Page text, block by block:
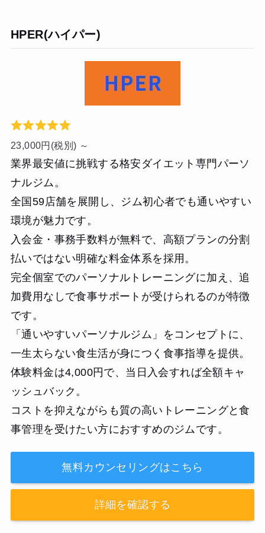
HPER(ハイパー)
23,000円(税別) ～
業界最安値に挑戦する格安ダイエット専門パーソ
ナルジム。
全国59店舗を展開し、ジム初心者でも通いやすい
環境が魅力です。
入会金・事務手数料が無料で、高額プランの分割
払いではない明確な料金体系を採用。
完全個室でのパーソナルトレーニングに加え、追
加費用なしで食事サポートが受けられるのが特徴
です。
「通いやすいパーソナルジム」をコンセプトに、
一生太らない食生活が身につく食事指導を提供。
体験料金は4,000円で、当日入会すれば全額キャ
ッシュバック。
コストを抑えながらも質の高いトレーニングと食
事管理を受けたい方におすすめのジムです。
無料カウンセリングはこちら
詳細を確認する